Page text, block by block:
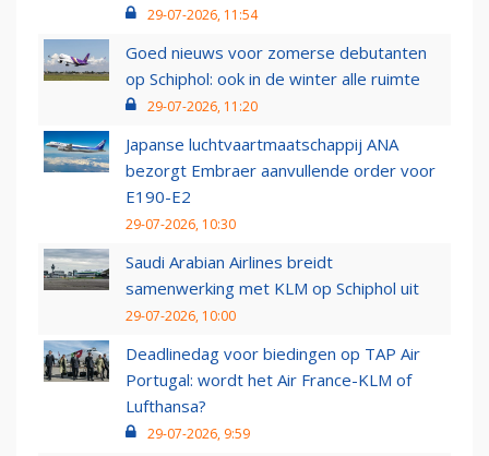
29-07-2026, 11:54
Goed nieuws voor zomerse debutanten
op Schiphol: ook in de winter alle ruimte
29-07-2026, 11:20
Japanse luchtvaartmaatschappij ANA
bezorgt Embraer aanvullende order voor
E190-E2
29-07-2026, 10:30
Saudi Arabian Airlines breidt
samenwerking met KLM op Schiphol uit
29-07-2026, 10:00
Deadlinedag voor biedingen op TAP Air
Portugal: wordt het Air France-KLM of
Lufthansa?
29-07-2026, 9:59